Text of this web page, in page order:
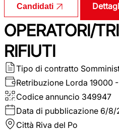
Candidati
OPERATORI/
RIFIUTI
Tipo di contratto
Retribuzione Lorda 19000
Codice annuncio 349947
Data di pubblicazione 6/8/
Città Riva del Po